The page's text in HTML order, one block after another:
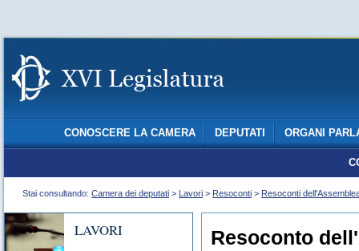
CONOSCERE LA CAMERA DEPUTATI ORGANI
Stai consultando: Camera dei deputati > Lavori > Resoconti > Resoconti
LAVORI Resoconto